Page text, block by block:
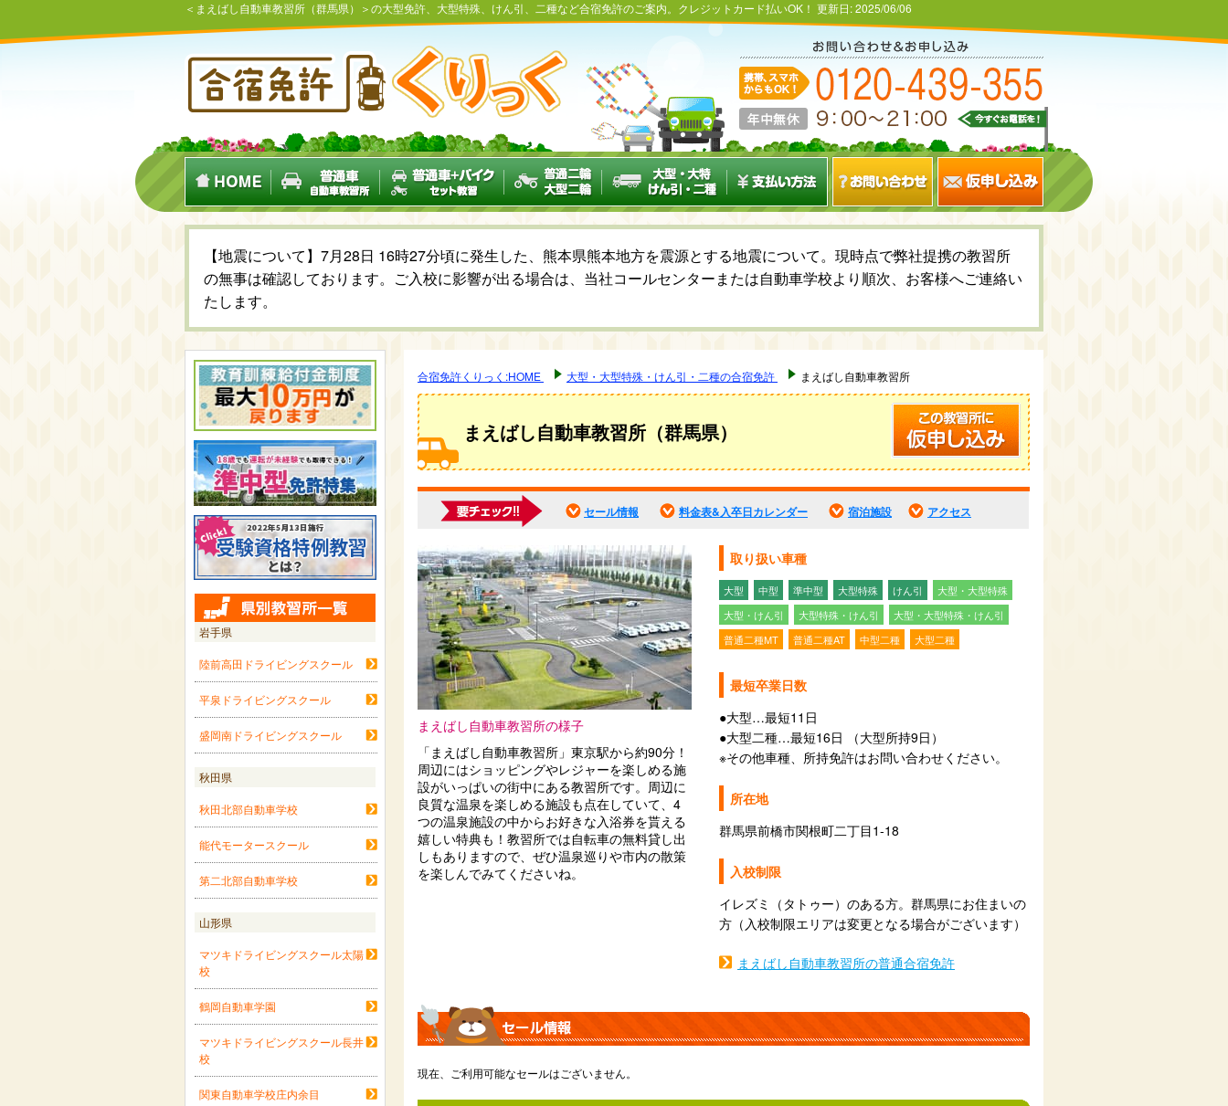
＜まえばし自動車教習所（群馬県）＞の大型免許、大型特殊、けん引、二種など合宿免許のご案内。クレジットカード払いOK！ 更新日:2025/06/06
【地震について】7月28日 16時27分頃に発生した、熊本県熊本地方を震源とする地震について。現時点で弊社提携の教習所
の無事は確認しております。ご入校に影響が出る場合は、当社コールセンターまたは自動車学校より順次、お客様へご連絡い
たします。
合宿免許くりっく:HOME 大型・大型特殊・けん引・二種の合宿免許 まえばし自動車教習所
まえばし自動車教習所（群馬県）
セール情報 料金表&入卒日カレンダー 宿泊施設 アクセス
まえばし自動車教習所の様子
「まえばし自動車教習所」東京駅から約90分！
周辺にはショッピングやレジャーを楽しめる施
設がいっぱいの街中にある教習所です。周辺に
良質な温泉を楽しめる施設も点在していて、4
つの温泉施設の中からお好きな入浴券を貰える
嬉しい特典も！教習所では自転車の無料貸し出
しもありますので、ぜひ温泉巡りや市内の散策
を楽しんでみてくださいね。
取り扱い車種
大型 中型 準中型 大型特殊 けん引
大型・大型特殊
大型・けん引
大型特殊・けん引
大型・大型特殊・けん引
普通二種MT
普通二種AT 中型二種 大型二種
最短卒業日数
●大型…最短11日
●大型二種…最短16日 （大型所持9日）
※その他車種、所持免許はお問い合わせください。
所在地
群馬県前橋市関根町二丁目1-18
入校制限
イレズミ（タトゥー）のある方。群馬県にお住まいの
方（入校制限エリアは変更となる場合がございます）
まえばし自動車教習所の普通合宿免許
現在、ご利用可能なセールはございません。
岩手県
陸前高田ドライビングスクール
平泉ドライビングスクール
盛岡南ドライビングスクール
秋田県
秋田北部自動車学校
能代モータースクール
第二北部自動車学校
山形県
マツキドライビングスクール太陽
校
鶴岡自動車学園
マツキドライビングスクール長井
校
関東自動車学校庄内余目